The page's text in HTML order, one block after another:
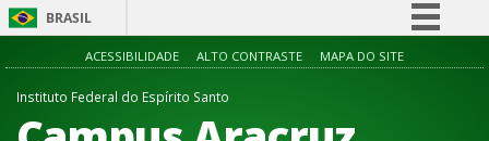
BRASIL
Simplifique!
ACESSIBILIDADE ALTO CONTRASTE MAPA DO SITE
Instituto Federal do Espírito Santo